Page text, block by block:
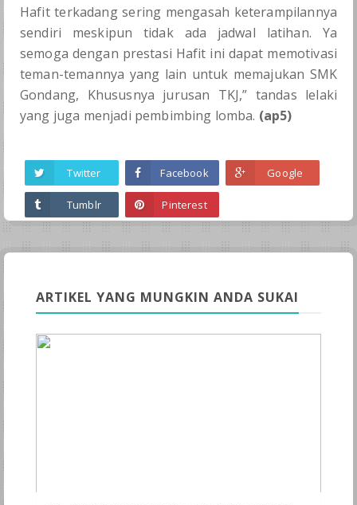
Hafit terkadang sering mengasah keterampilannya
sendiri meskipun tidak ada jadwal latihan. Ya
semoga dengan prestasi Hafit ini dapat memotivasi
teman-temannya yang lain untuk memajukan SMK
Gondang, Khususnya jurusan TKJ,” tandas lelaki
yang juga menjadi pembimbing lomba. (ap5)
Twitter Facebook Google
Tumblr Pinterest
ARTIKEL YANG MUNGKIN ANDA SUKAI